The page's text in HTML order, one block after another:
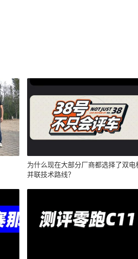
为什么现在大部分厂商都选择了双电
并联技术路线？